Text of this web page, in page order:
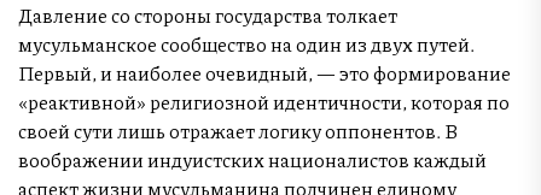
Давление со стороны государства толкает
мусульманское сообщество на один из двух путей.
Первый, и наиболее очевидный, — это формирование
«реактивной» религиозной идентичности, которая по
своей сути лишь отражает логику оппонентов. В
воображении индуистских националистов каждый
аспект жизни мусульманина подчинен единому